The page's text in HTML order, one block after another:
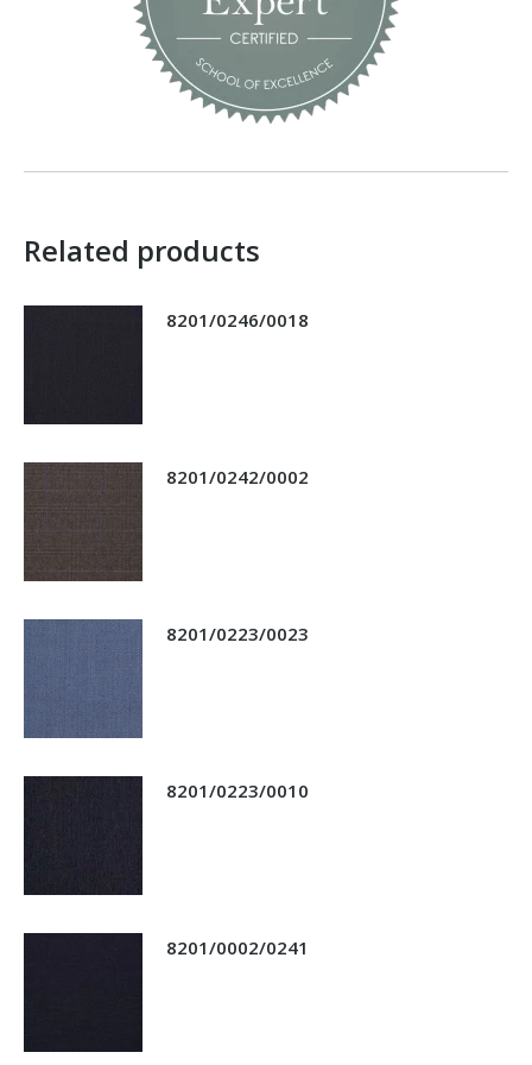
Related products
8201/0246/0018
8201/0242/0002
8201/0223/0023
8201/0223/0010
8201/0002/0241